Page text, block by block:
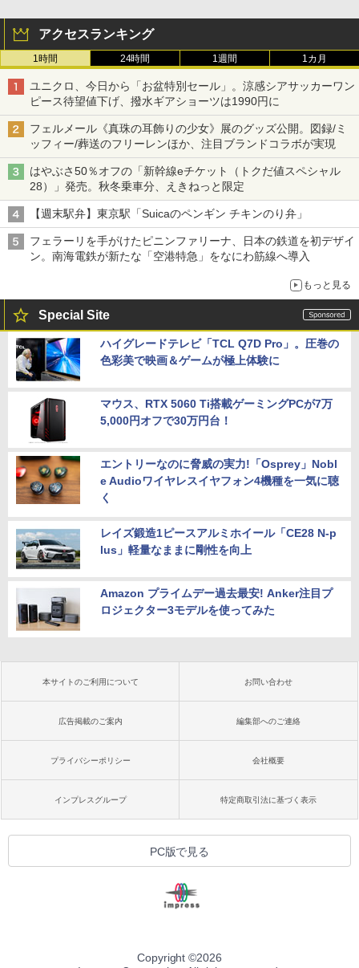
アクセスランキング
1時間 24時間 1週間 1カ月
ユニクロ、今日から「お盆特別セール」。涼感シアサッカーワン
ピース待望値下げ、撥水ギアショーツは1990円に
フェルメール《真珠の耳飾りの少女》展のグッズ公開。図録/ミ
ッフィー/葬送のフリーレンほか、注目ブランドコラボが実現
はやぶさ50％オフの「新幹線eチケット（トクだ値スペシャル
28）」発売。秋冬乗車分、えきねっと限定
【週末駅弁】東京駅「Suicaのペンギン チキンのり弁」
フェラーリを手がけたピニンファリーナ、日本の鉄道を初デザイ
ン。南海電鉄が新たな「空港特急」をなにわ筋線へ導入
もっと見る
Special Site
ハイグレードテレビ「TCL Q7D Pro」。圧巻の
色彩美で映画＆ゲームが極上体験に
マウス、RTX 5060 Ti搭載ゲーミングPCが7万
5,000円オフで30万円台！
エントリーなのに脅威の実力!「Osprey」Nobl
e Audioワイヤレスイヤフォン4機種を一気に聴
く
レイズ鍛造1ピースアルミホイール「CE28 N-p
lus」軽量なままに剛性を向上
Amazon プライムデー過去最安! Anker注目プ
ロジェクター3モデルを使ってみた
本サイトのご利用について お問い合わせ
広告掲載のご案内 編集部へのご連絡
プライバシーポリシー 会社概要
インプレスグループ 特定商取引法に基づく表示
PC版で見る
Copyright ©2026